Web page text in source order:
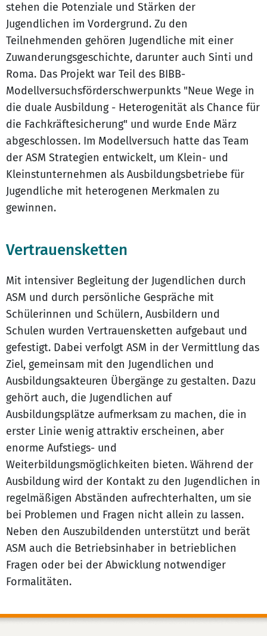
stehen die Potenziale und Stärken der
Jugendlichen im Vordergrund. Zu den
Teilnehmenden gehören Jugendliche mit einer
Zuwanderungsgeschichte, darunter auch Sinti und
Roma. Das Projekt war Teil des BIBB-
Modellversuchsförderschwerpunkts "Neue Wege in
die duale Ausbildung - Heterogenität als Chance für
die Fachkräftesicherung" und wurde Ende März
abgeschlossen. Im Modellversuch hatte das Team
der ASM Strategien entwickelt, um Klein- und
Kleinstunternehmen als Ausbildungsbetriebe für
Jugendliche mit heterogenen Merkmalen zu
gewinnen.
Vertrauensketten
Mit intensiver Begleitung der Jugendlichen durch
ASM und durch persönliche Gespräche mit
Schülerinnen und Schülern, Ausbildern und
Schulen wurden Vertrauensketten aufgebaut und
gefestigt. Dabei verfolgt ASM in der Vermittlung das
Ziel, gemeinsam mit den Jugendlichen und
Ausbildungsakteuren Übergänge zu gestalten. Dazu
gehört auch, die Jugendlichen auf
Ausbildungsplätze aufmerksam zu machen, die in
erster Linie wenig attraktiv erscheinen, aber
enorme Aufstiegs- und
Weiterbildungsmöglichkeiten bieten. Während der
Ausbildung wird der Kontakt zu den Jugendlichen in
regelmäßigen Abständen aufrechterhalten, um sie
bei Problemen und Fragen nicht allein zu lassen.
Neben den Auszubildenden unterstützt und berät
ASM auch die Betriebsinhaber in betrieblichen
Fragen oder bei der Abwicklung notwendiger
Formalitäten.